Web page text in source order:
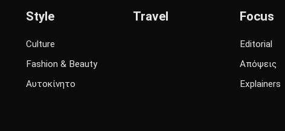
Style
Culture
Fashion & Beauty
Αυτοκίνητο
Travel Focus
Editorial
Απόψεις
Explainers